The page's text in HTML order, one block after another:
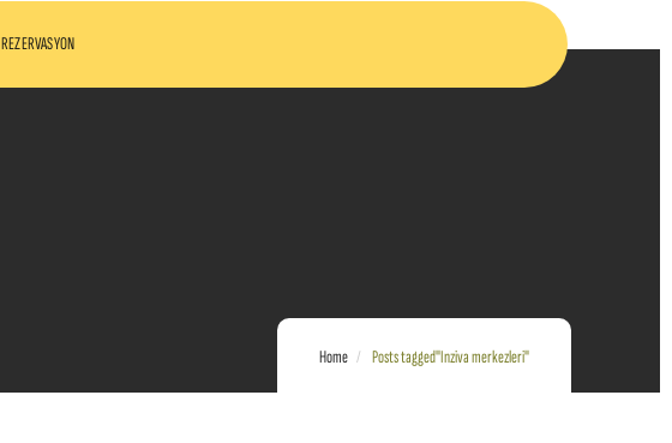
REZERVASYON
Home Posts tagged"Inziva merkezleri"